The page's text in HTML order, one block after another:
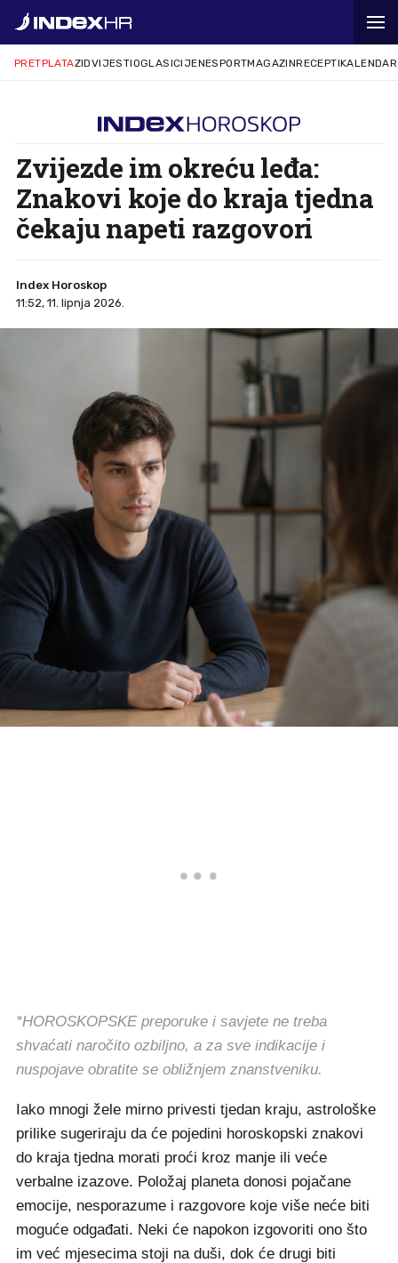
PRETPLATAZIDVIJESTIOGLASICIJENESPORTMAGAZINRECEPTIKALENDAR
Zvijezde im okreću leđa:
Znakovi koje do kraja tjedna
čekaju napeti razgovori
Index Horoskop
11:52, 11. lipnja 2026.
*HOROSKOPSKE preporuke i savjete ne treba
shvaćati naročito ozbiljno, a za sve indikacije i
nuspojave obratite se obližnjem znanstveniku.
Iako mnogi žele mirno privesti tjedan kraju, astrološke
prilike sugeriraju da će pojedini horoskopski znakovi
do kraja tjedna morati proći kroz manje ili veće
verbalne izazove. Položaj planeta donosi pojačane
emocije, nesporazume i razgovore koje više neće biti
moguće odgađati. Neki će napokon izgovoriti ono što
im već mjesecima stoji na duši, dok će drugi biti